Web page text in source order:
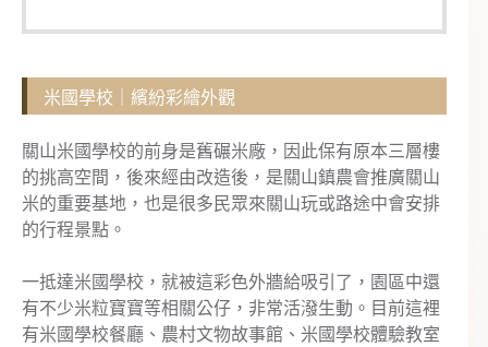
米國學校｜繽紛彩繪外觀
關山米國學校的前身是舊碾米廠，因此保有原本三層樓
的挑高空間，後來經由改造後，是關山鎮農會推廣關山
米的重要基地，也是很多民眾來關山玩或路途中會安排
的行程景點。
一抵達米國學校，就被這彩色外牆給吸引了，園區中還
有不少米粒寶寶等相關公仔，非常活潑生動。目前這裡
有米國學校餐廳、農村文物故事館、米國學校體驗教室